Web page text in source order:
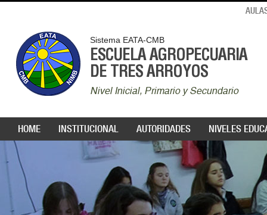
Sistema EATA-CMB
ESCUELA AGROPECUARIA
DE TRES ARROYOS
Nivel Inicial, Primario y Secundario
HOME INSTITUCIONAL AUTORIDADES NIVELES